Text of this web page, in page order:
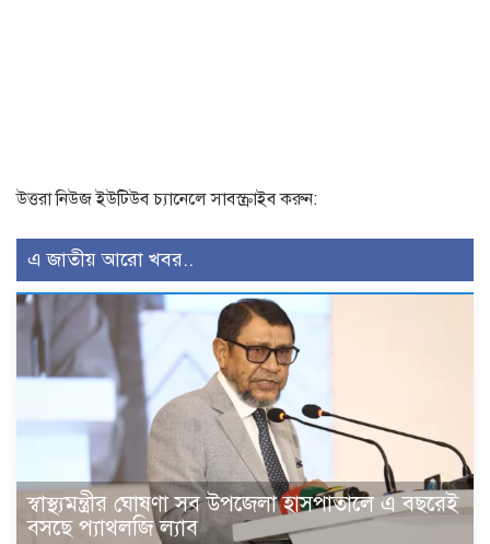
উত্তরা নিউজ ইউটিউব চ্যানেলে সাবস্ক্রাইব করুন:
এ জাতীয় আরো খবর..
স্বাস্থ্যমন্ত্রীর ঘোষণা সব উপজেলা হাসপাতালে এ বছরেই
বসছে প্যাথলজি ল্যাব